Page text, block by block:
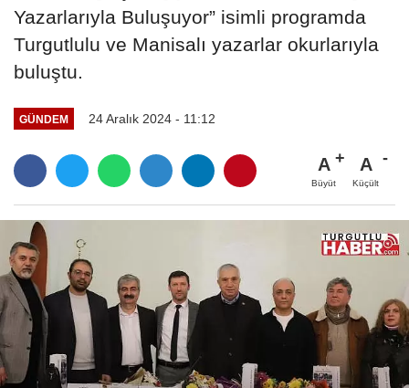
Yazarlarıyla Buluşuyor” isimli programda
Turgutlulu ve Manisalı yazarlar okurlarıyla
buluştu.
GÜNDEM 24 Aralık 2024 - 11:12
A
Büyüt
A
Küçült